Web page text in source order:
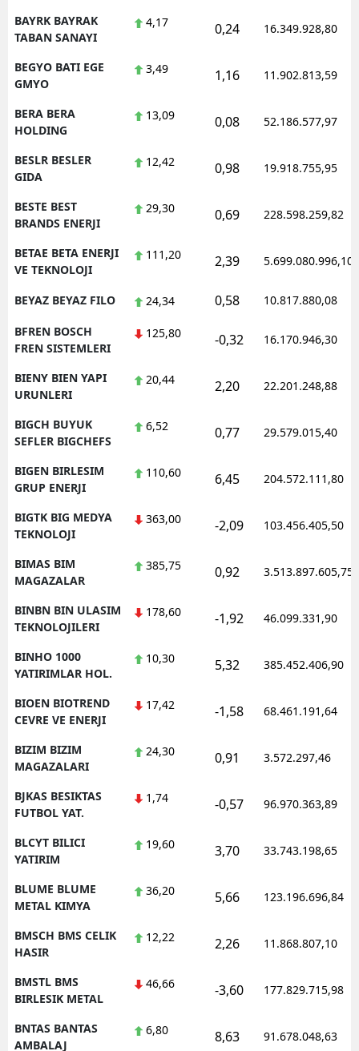
BAYRK BAYRAK
TABAN SANAYI
4,17 0,24 16.349.928,80
BEGYO BATI EGE
GMYO
3,49 1,16 11.902.813,59
BERA BERA
HOLDING
13,09 0,08 52.186.577,97
BESLR BESLER
GIDA
12,42 0,98 19.918.755,95
BESTE BEST
BRANDS ENERJI
29,30 0,69 228.598.259,82
BETAE BETA ENERJI
VE TEKNOLOJI
111,20 2,39 5.699.080.996,10
BEYAZ BEYAZ FILO 24,34 0,58 10.817.880,08
BFREN BOSCH
FREN SISTEMLERI
125,80 -0,32 16.170.946,30
BIENY BIEN YAPI
URUNLERI
20,44 2,20 22.201.248,88
BIGCH BUYUK
SEFLER BIGCHEFS
6,52 0,77 29.579.015,40
BIGEN BIRLESIM
GRUP ENERJI
110,60 6,45 204.572.111,80
BIGTK BIG MEDYA
TEKNOLOJI
363,00 -2,09 103.456.405,50
BIMAS BIM
MAGAZALAR
385,75 0,92 3.513.897.605,75
BINBN BIN ULASIM
TEKNOLOJILERI
178,60 -1,92 46.099.331,90
BINHO 1000
YATIRIMLAR HOL.
10,30 5,32 385.452.406,90
BIOEN BIOTREND
CEVRE VE ENERJI
17,42 -1,58 68.461.191,64
BIZIM BIZIM
MAGAZALARI
24,30 0,91 3.572.297,46
BJKAS BESIKTAS
FUTBOL YAT.
1,74 -0,57 96.970.363,89
BLCYT BILICI
YATIRIM
19,60 3,70 33.743.198,65
BLUME BLUME
METAL KIMYA
36,20 5,66 123.196.696,84
BMSCH BMS CELIK
HASIR
12,22 2,26 11.868.807,10
BMSTL BMS
BIRLESIK METAL
46,66 -3,60 177.829.715,98
BNTAS BANTAS
AMBALAJ
6,80 8,63 91.678.048,63